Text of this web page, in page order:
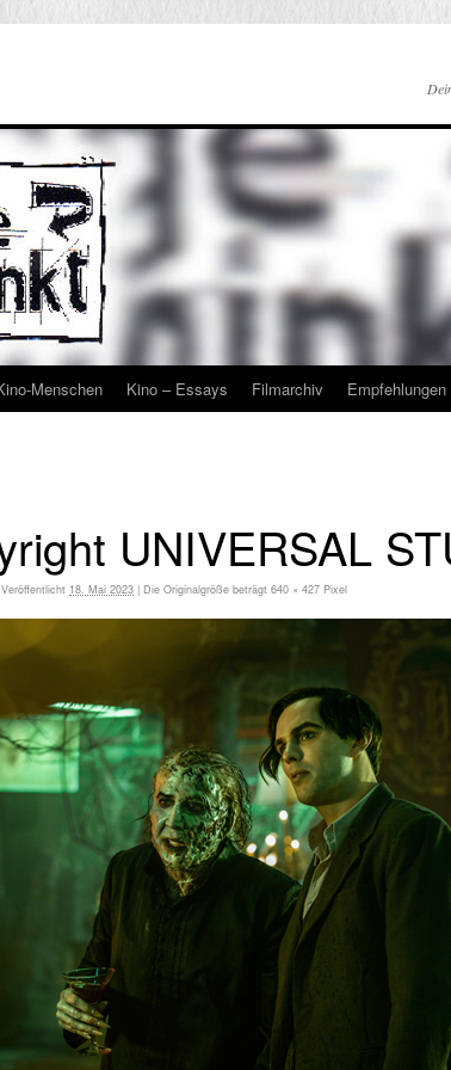
Menschen Kino – Essays Filmarchiv Empfehlungen
UNIVERSAL
Veröffentlicht 18. Mai 2023 | Die Originalgröße beträgt 640 × 427 Pixel